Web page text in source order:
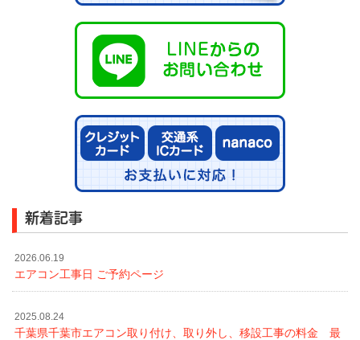
新着記事
2026.06.19
エアコン工事日 ご予約ページ
2025.08.24
千葉県千葉市エアコン取り付け、取り外し、移設工事の料金 最